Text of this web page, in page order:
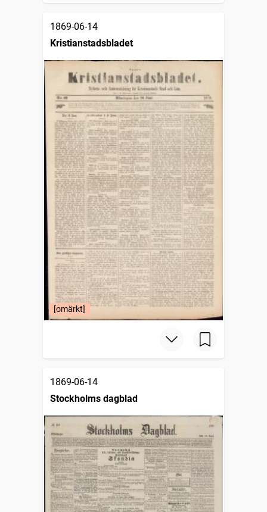
1869-06-14
Kristianstadsbladet
[omärkt]
1869-06-14
Stockholms dagblad